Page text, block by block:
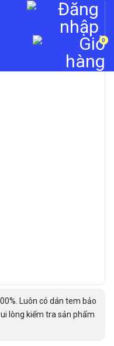
0
Luôn có dán tem bảo
lòng kiểm tra sản phẩm